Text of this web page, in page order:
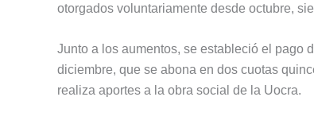
otorgados voluntariamente desde octubre,
Junto a los aumentos, se estableció el pago
diciembre, que se abona en dos cuotas
realiza aportes a la obra social de la Uocra.